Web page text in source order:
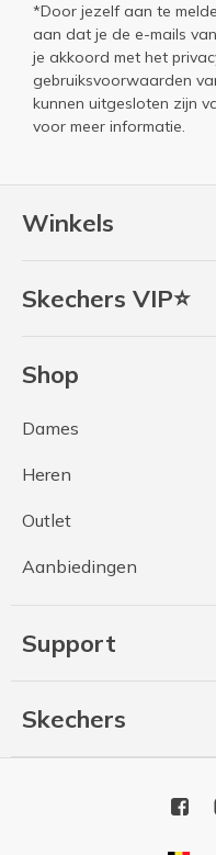
Winkels
Skechers VIP⭐
Shop
Dames
Heren
Outlet
Aanbiedingen
Support
Skechers
*Door jezelf aan te
aan dat je de e-mails
je akkoord met het
gebruiksvoorwaarden
kunnen uitgesloten zijn
voor meer informatie.